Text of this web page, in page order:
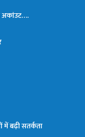
अकांउट….
में बढ़ी सतर्कता